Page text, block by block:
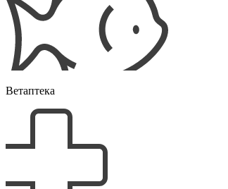
Ветаптека